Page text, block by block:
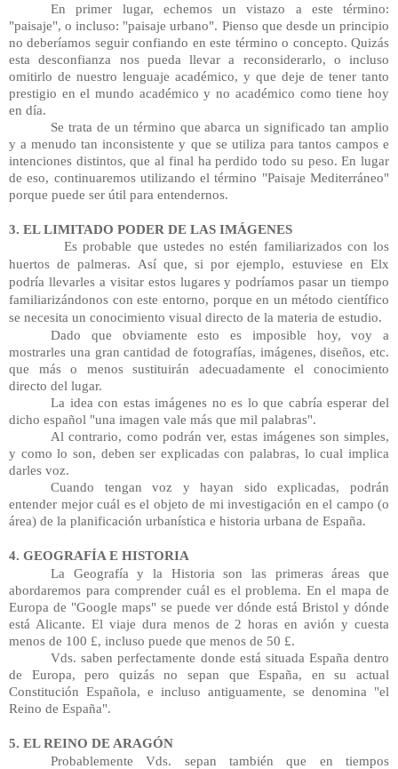
En primer lugar, echemos un vistazo a este término:
"paisaje", o incluso: "paisaje urbano". Pienso que desde un principio
no deberíamos seguir confiando en este término o concepto. Quizás
esta desconfianza nos pueda llevar a reconsiderarlo, o incluso
omitirlo de nuestro lenguaje académico, y que deje de tener tanto
prestigio en el mundo académico y no académico como tiene hoy
en día.
Se trata de un término que abarca un significado tan amplio
y a menudo tan inconsistente y que se utiliza para tantos campos e
intenciones distintos, que al final ha perdido todo su peso. En lugar
de eso, continuaremos utilizando el término "Paisaje Mediterráneo"
porque puede ser útil para entendernos.
3. EL LIMITADO PODER DE LAS IMÁGENES
          Es probable que ustedes no estén familiarizados con los
huertos de palmeras. Así que, si por ejemplo, estuviese en Elx
podría llevarles a visitar estos lugares y podríamos pasar un tiempo
familiarizándonos con este entorno, porque en un método científico
se necesita un conocimiento visual directo de la materia de estudio.
Dado que obviamente esto es imposible hoy, voy a
mostrarles una gran cantidad de fotografías, imágenes, diseños, etc.
que más o menos sustituirán adecuadamente el conocimiento
directo del lugar.
La idea con estas imágenes no es lo que cabría esperar del
dicho español "una imagen vale más que mil palabras".
Al contrario, como podrán ver, estas imágenes son simples,
y como lo son, deben ser explicadas con palabras, lo cual implica
darles voz.
Cuando tengan voz y hayan sido explicadas, podrán
entender mejor cuál es el objeto de mi investigación en el campo (o
área) de la planificación urbanística e historia urbana de España.
4. GEOGRAFÍA E HISTORIA
La Geografía y la Historia son las primeras áreas que
abordaremos para comprender cuál es el problema. En el mapa de
Europa de "Google maps" se puede ver dónde está Bristol y dónde
está Alicante. El viaje dura menos de 2 horas en avión y cuesta
menos de 100 £, incluso puede que menos de 50 £.
Vds. saben perfectamente donde está situada España dentro
de Europa, pero quizás no sepan que España, en su actual
Constitución Española, e incluso antiguamente, se denomina "el
Reino de España".
5. EL REINO DE ARAGÓN
Probablemente Vds. sepan también que en tiempos